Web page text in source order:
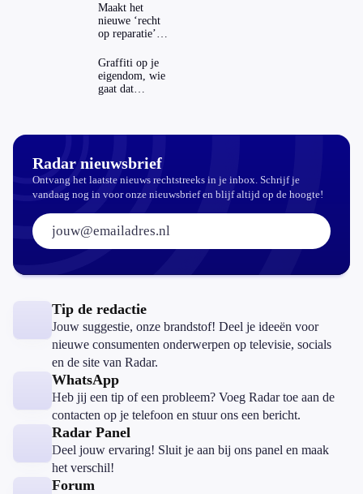
Maakt het
nieuwe ‘recht
op reparatie’
echt
aantrekkelijker?
Graffiti op je
eigendom, wie
gaat dat
Radar nieuwsbrief
Ontvang het laatste nieuws rechtstreeks in je inbox. Schrijf je
vandaag nog in voor onze nieuwsbrief en blijf altijd op de hoogte!
E-mailadres:
Tip de redactie
Jouw suggestie, onze brandstof! Deel je ideeën voor
nieuwe consumenten onderwerpen op televisie, socials
en de site van Radar.
WhatsApp
Heb jij een tip of een probleem? Voeg Radar toe aan de
contacten op je telefoon en stuur ons een bericht.
Radar Panel
Deel jouw ervaring! Sluit je aan bij ons panel en maak
het verschil!
Forum